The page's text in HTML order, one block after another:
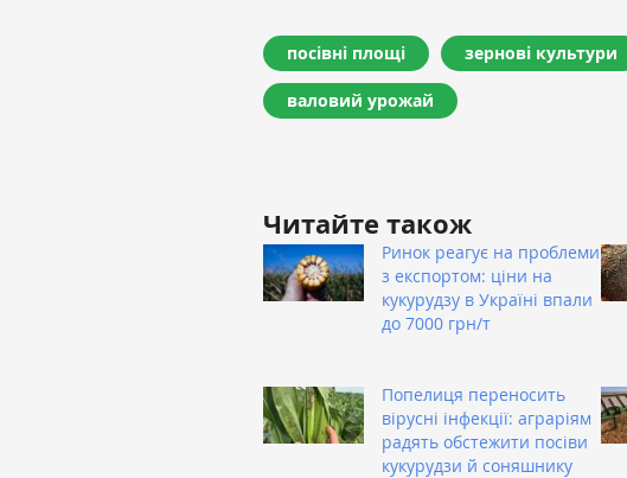
посівні площі зернові культури
валовий урожай
Читайте також
Ринок реагує на проблеми
з експортом: ціни на
кукурудзу в Україні впали
до 7000 грн/т
Попелиця переносить
вірусні інфекції: аграріям
радять обстежити посіви
кукурудзи й соняшнику